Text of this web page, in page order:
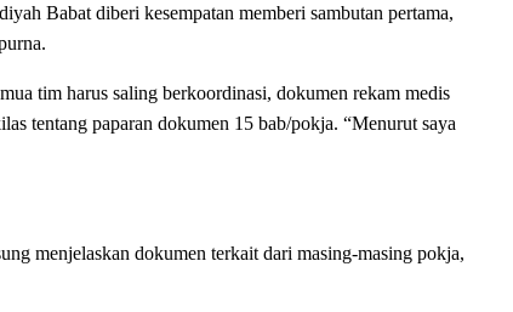
Babat diberi kesempatan memberi sambutan pertama,
tim harus saling berkoordinasi, dokumen rekam medis
tentang paparan dokumen 15 bab/pokja. “Menurut saya
menjelaskan dokumen terkait dari masing-masing pokja,